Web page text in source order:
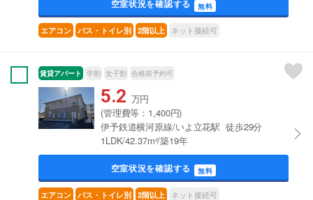
空室状況を確認する 無料
エアコン バス・トイレ別 2階以上 ネット接続可
賃貸アパート 学割 女子割 合格前予約可
5.2 万円
(管理費等：1,400円)
伊予鉄道横河原線/いよ立花駅 徒歩29分
1LDK/42.37m²/築19年
空室状況を確認する 無料
エアコン バス・トイレ別 2階以上 ネット接続可